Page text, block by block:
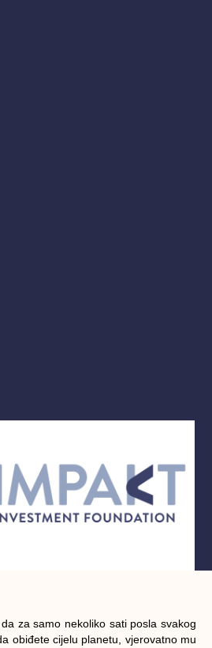
za samo nekoliko sati posla svakog
obiđete cijelu planetu, vjerovatno mu